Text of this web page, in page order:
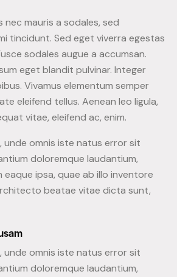
nec mauris a sodales, sed
tincidunt. Sed eget viverra egestas
sodales augue a accumsan.
eget blandit pulvinar. Integer
Vivamus elementum semper
eleifend tellus. Aenean leo ligula,
vitae, eleifend ac, enim.
unde omnis iste natus error sit
doloremque laudantium,
ipsa, quae ab illo inventore
beatae vitae dicta sunt,
unde omnis iste natus error sit
doloremque laudantium,